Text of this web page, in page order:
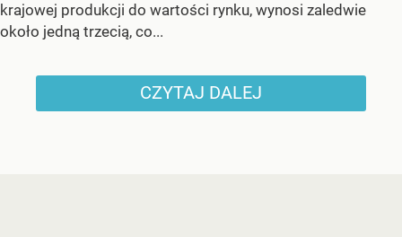
krajowej produkcji do wartości rynku, wynosi zaledwie
około jedną trzecią, co...
CZYTAJ DALEJ